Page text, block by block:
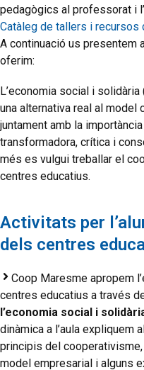
pedagògics al professorat i
Catàleg de tallers i recursos
A continuació us presentem
oferim:
L’economia social i
una alternativa real al
juntament amb la
transformadora, crítica i
més es vulgui treballar el
centres educatius.
Activitats per
dels centres
Coop Maresme apropem
centres educatius a través
l’economia social i
dinàmica a l’aula expliquem
principis del
model empresarial i alguns